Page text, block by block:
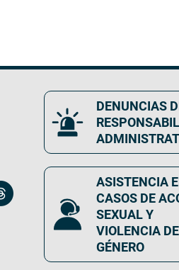
DENUNCIAS
ASISTENCIA
CASOS DE
SEXUAL Y
VIOLENCIA DE
GÉNERO